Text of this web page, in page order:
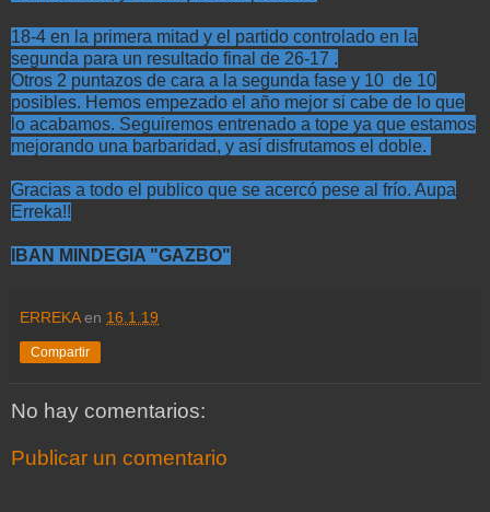
18-4 en la primera mitad y el partido controlado en la
segunda para un resultado final de 26-17 .
Otros 2 puntazos de cara a la segunda fase y 10 de 10
posibles. Hemos empezado el año mejor si cabe de lo que
lo acabamos. Seguiremos entrenado a tope ya que estamos
mejorando una barbaridad, y así disfrutamos el doble.
Gracias a todo el publico que se acercó pese al frío. Aupa
Erreka!!
IBAN MINDEGIA "GAZBO"
ERREKA en 16.1.19
Compartir
No hay comentarios:
Publicar un comentario